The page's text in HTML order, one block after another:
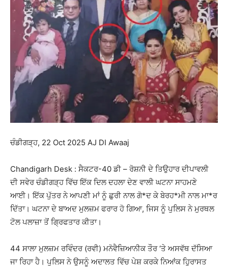
ਚੰਡੀਗੜ੍ਹ, 22 Oct 2025 AJ DI Awaaj
Chandigarh Desk : ਸੈਕਟਰ-40 ਡੀ – ਰੋਸ਼ਨੀ ਦੇ ਤਿਉਹਾਰ ਦੀਪਾਵਲੀ
ਦੀ ਸਵੇਰ ਚੰਡੀਗੜ੍ਹ ਵਿੱਚ ਇੱਕ ਦਿਲ ਦਹਲਾ ਦੇਣ ਵਾਲੀ ਘਟਨਾ ਸਾਹਮਣੇ
ਆਈ। ਇੱਕ ਪੁੱਤਰ ਨੇ ਆਪਣੀ ਮਾਂ ਨੂੰ ਛੁਰੀ ਨਾਲ ਗੋ*ਦ ਕੇ ਬੇਰਹ*ਮੀ ਨਾਲ ਮਾ*ਰ
ਦਿੱਤਾ। ਘਟਨਾ ਦੇ ਬਾਅਦ ਮੁਲਜ਼ਮ ਫਰਾਰ ਹੋ ਗਿਆ, ਜਿਸ ਨੂੰ ਪੁਲਿਸ ਨੇ ਮੁਰਥਲ
ਟੋਲ ਪਲਾਜ਼ਾ ਤੋਂ ਗ੍ਰਿਫਤਾਰ ਕੀਤਾ।
44 ਸਾਲਾ ਮੁਲਜ਼ਮ ਰਵਿੰਦਰ (ਰਵੀ) ਮਨੋਵੈਜ਼ਿਆਨੀਕ ਤੌਰ ‘ਤੇ ਅਸਵੱਥ ਦੱਸਿਆ
ਜਾ ਰਿਹਾ ਹੈ। ਪੁਲਿਸ ਨੇ ਉਸਨੂੰ ਅਦਾਲਤ ਵਿੱਚ ਪੇਸ਼ ਕਰਕੇ ਨਿਆਂਕ ਹੁਿਰਾਸਤ